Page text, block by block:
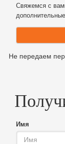
Свяжемся с
Не передаем
Имя